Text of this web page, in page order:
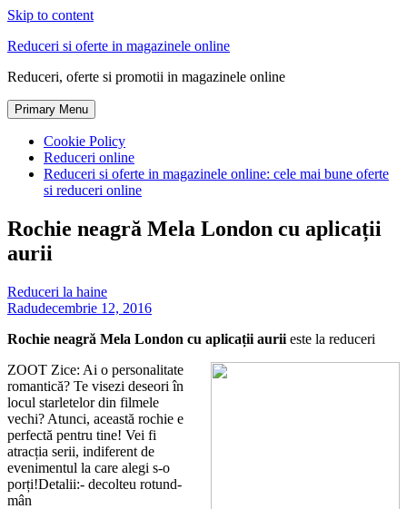
Skip to content
Reduceri si oferte in magazinele online
Reduceri, oferte si promotii in magazinele online
Primary Menu
Cookie Policy
Reduceri online
Reduceri si oferte in magazinele online: cele mai bune oferte
si reduceri online
Rochie neagră Mela London cu aplicații
aurii
Reduceri la haine
Radudecembrie 12, 2016
Rochie neagră Mela London cu aplicații aurii este la reduceri
ZOOT Zice: Ai o personalitate
romantică? Te visezi deseori în
locul starletelor din filmele
vechi? Atunci, această rochie e
perfectă pentru tine! Vei fi
atracția serii, indiferent de
evenimentul la care alegi s-o
porți!Detalii:- decolteu rotund-
mân